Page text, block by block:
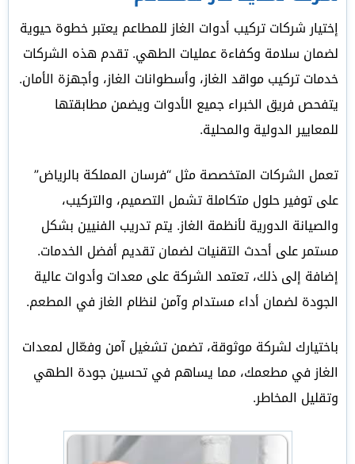
إختيار شركات تركيب أدوات الغاز للمطاعم يعتبر خطوة حيوية
لضمان سلامة وكفاءة عمليات الطهي. تقدم هذه الشركات
خدمات تركيب مواقد الغاز، وأسطوانات الغاز، وأجهزة الأمان.
يتفحص فريق الخبراء جميع الأدوات ويضمن مطابقتها
للمعايير الدولية والمحلية.
تعمل الشركات المتخصصة مثل “فرسان المملكة بالرياض”
على توفير حلول متكاملة تشمل التصميم، والتركيب،
والصيانة الدورية لأنظمة الغاز. يتم تدريب الفنيين بشكل
مستمر على أحدث التقنيات لضمان تقديم أفضل الخدمات.
إضافة إلى ذلك، تعتمد الشركة على معدات وأدوات عالية
الجودة لضمان أداء مستدام وآمن لنظام الغاز في المطعم.
باختيارك لشركة موثوقة، تضمن تشغيل آمن وفعّال لمعدات
الغاز في مطعمك، مما يساهم في تحسين جودة الطهي
وتقليل المخاطر.